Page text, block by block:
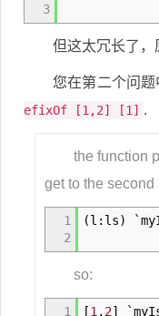
3
但这太冗长了，
您在第二个问
efixOf [1,2] [1] .
the function
get to the second
1
2
(l : ls)
so:
1 [1 ,2]